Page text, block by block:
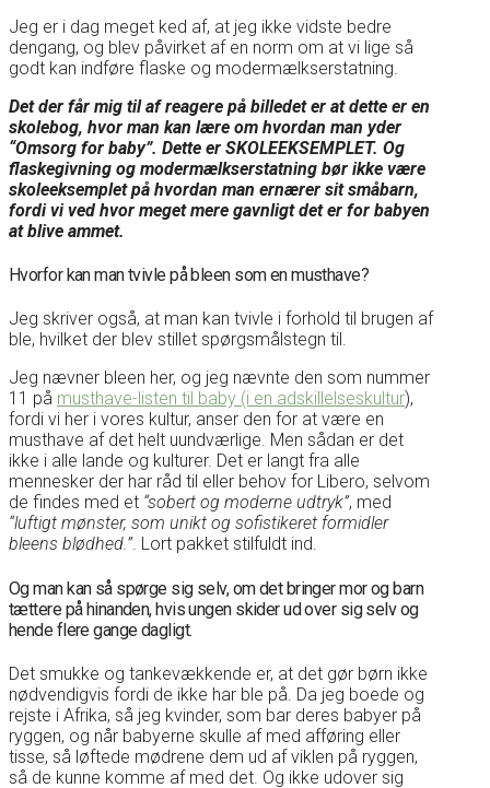
Jeg er i dag meget ked af, at jeg ikke vidste bedre
dengang, og blev påvirket af en norm om at vi lige så
godt kan indføre flaske og modermælkserstatning.
Det der får mig til af reagere på billedet er at dette er en
skolebog, hvor man kan lære om hvordan man yder
“Omsorg for baby”. Dette er SKOLEEKSEMPLET. Og
flaskegivning og modermælkserstatning bør ikke være
skoleeksemplet på hvordan man ernærer sit småbarn,
fordi vi ved hvor meget mere gavnligt det er for babyen
at blive ammet.
Hvorfor kan man tvivle på bleen som en musthave?
Jeg skriver også, at man kan tvivle i forhold til brugen af
ble, hvilket der blev stillet spørgsmålstegn til.
Jeg nævner bleen her, og jeg nævnte den som nummer
11 på musthave-listen til baby (i en adskillelseskultur),
fordi vi her i vores kultur, anser den for at være en
musthave af det helt uundværlige. Men sådan er det
ikke i alle lande og kulturer. Det er langt fra alle
mennesker der har råd til eller behov for Libero, selvom
de findes med et “sobert og moderne udtryk”, med
“luftigt mønster, som unikt og sofistikeret formidler
bleens blødhed.”. Lort pakket stilfuldt ind.
Og man kan så spørge sig selv, om det bringer mor og barn
tættere på hinanden, hvis ungen skider ud over sig selv og
hende flere gange dagligt.
Det smukke og tankevækkende er, at det gør børn ikke
nødvendigvis fordi de ikke har ble på. Da jeg boede og
rejste i Afrika, så jeg kvinder, som bar deres babyer på
ryggen, og når babyerne skulle af med afføring eller
tisse, så løftede mødrene dem ud af viklen på ryggen,
så de kunne komme af med det. Og ikke udover sig